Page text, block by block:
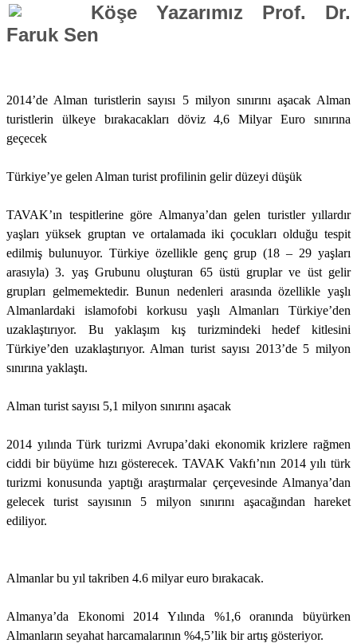
Köşe Yazarımız Prof. Dr.
Faruk Sen
2014’de Alman turistlerin sayısı 5 milyon sınırını aşacak Alman
turistlerin ülkeye bırakacakları döviz 4,6 Milyar Euro sınırına
geçecek
Türkiye’ye gelen Alman turist profilinin gelir düzeyi düşük
TAVAK’ın tespitlerine göre Almanya’dan gelen turistler yıllardır
yaşları yüksek gruptan ve ortalamada iki çocukları olduğu tespit
edilmiş bulunuyor. Türkiye özellikle genç grup (18 – 29 yaşları
arasıyla) 3. yaş Grubunu oluşturan 65 üstü gruplar ve üst gelir
grupları gelmemektedir. Bunun nedenleri arasında özellikle yaşlı
Almanlardaki islamofobi korkusu yaşlı Almanları Türkiye’den
uzaklaştırıyor. Bu yaklaşım kış turizmindeki hedef kitlesini
Türkiye’den uzaklaştırıyor. Alman turist sayısı 2013’de 5 milyon
sınırına yaklaştı.
Alman turist sayısı 5,1 milyon sınırını aşacak
2014 yılında Türk turizmi Avrupa’daki ekonomik krizlere rağmen
ciddi bir büyüme hızı gösterecek. TAVAK Vakfı’nın 2014 yılı türk
turizmi konusunda yaptığı araştırmalar çerçevesinde Almanya’dan
gelecek turist sayısının 5 milyon sınırını aşacağından hareket
ediliyor.
Almanlar bu yıl takriben 4.6 milyar euro bırakacak.
Almanya’da Ekonomi 2014 Yılında %1,6 oranında büyürken
Almanların seyahat harcamalarının %4,5’lik bir artış gösteriyor.